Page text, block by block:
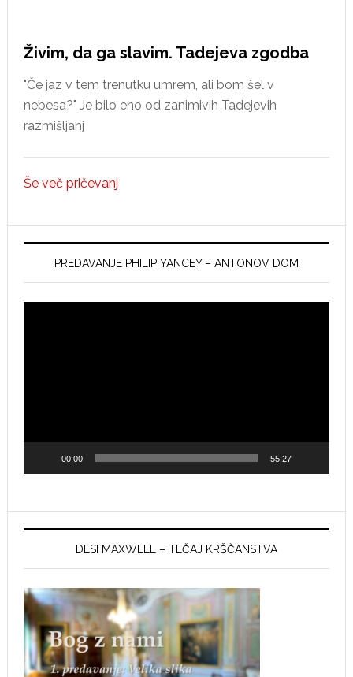
Živim, da ga slavim. Tadejeva zgodba
"Če jaz v tem trenutku umrem, ali bom šel v
nebesa?" Je bilo eno od zanimivih Tadejevih
razmišljanj
Še več pričevanj
PREDAVANJE PHILIP YANCEY – ANTONOV DOM
00:00 55:27
DESI MAXWELL – TEČAJ KRŠČANSTVA